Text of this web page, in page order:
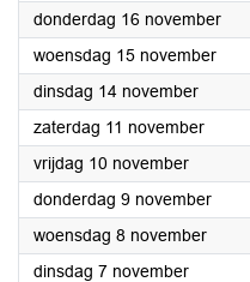
donderdag 16 november2023
woensdag 15 november2023
dinsdag 14 november2023
zaterdag 11 november2023
vrijdag 10 november2023
donderdag 9 november2023
woensdag 8 november2023
dinsdag 7 november2023